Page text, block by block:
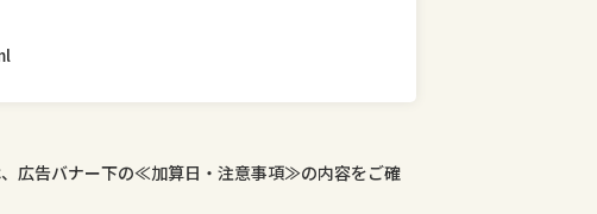
広告バナー下の≪加算日・注意事項≫の内容をご確